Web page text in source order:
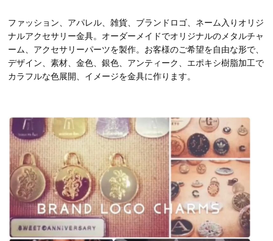
ファッション、アパレル、雑貨、ブランドロゴ、ネーム入りオリジ
ナルアクセサリー金具。オーダーメイドでオリジナルのメタルチャ
ーム、アクセサリーパーツを製作。お客様のご希望を自由な形で、
デザイン、素材、金色、銀色、アンティーク、エポキシ樹脂加工で
カラフルな色展開、イメージを金具に作ります。